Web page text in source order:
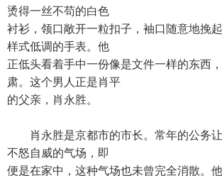
烫得一丝不苟的白色
衬衫，领口敞开一粒扣子，袖口随意地挽
样式低调的手表。他
正低头看着手中一份像是文件一样的东西
肃。这个男人正是肖平
的父亲，肖永胜。
肖永胜是京都市的市长。常年的公务让
不怒自威的气场，即
便是在家中，这种气场也未曾完全消散。